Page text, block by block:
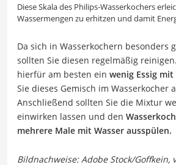
Diese Skala des Philips-Wasserkochers
Wassermengen zu erhitzen und damit
Da sich in Wasserkochern besonders
sollten Sie diesen regelmäßig
hierfür am besten ein wenig Essig mit
Sie dieses Gemisch im Wasserkocher
Anschließend sollten Sie die Mixtur
einwirken lassen und den
mehrere Male mit Wasser ausspülen.